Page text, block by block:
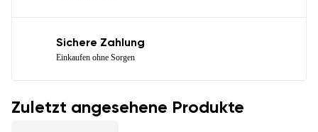
Sichere Zahlung
Einkaufen ohne Sorgen
Zuletzt angesehene Produkte